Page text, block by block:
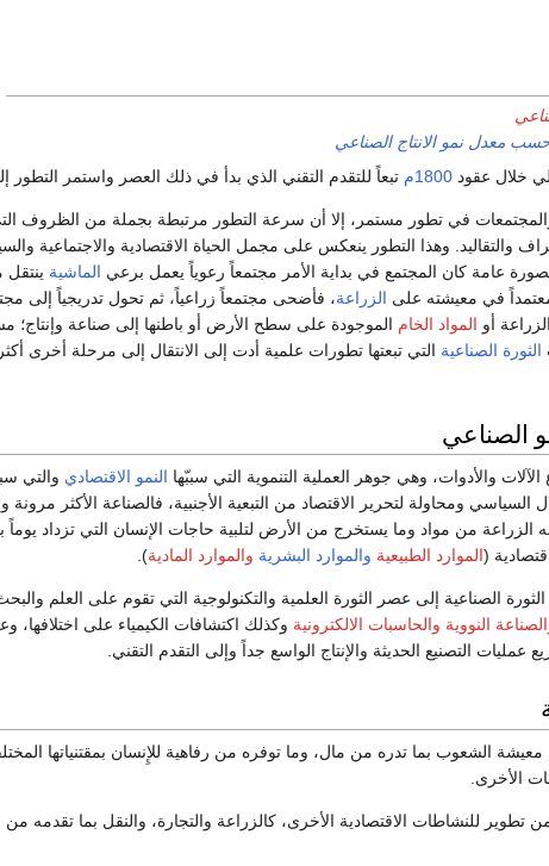
حسب معدل نمو الانتاج الصناعي
خلال عقود 1800م تبعاً للتقدم التقني الذي بدأ في ذلك العصر واستمر التطور
في تطور مستمر، إلا أن سرعة التطور مرتبطة بجملة من الظروف
والتقاليد. وهذا التطور ينعكس على مجمل الحياة الاقتصادية والاجتماعية
عامة كان المجتمع في بداية الأمر مجتمعاً رعوياً يعمل برعي الماشية ينتقل
في معيشته على الزراعة، فأضحى مجتمعاً زراعياً، ثم تحول تدريجياً
أو المواد الخام الموجودة على سطح الأرض أو باطنها إلى صناعة وإنتاج؛
الثورة الصناعية التي تبعتها تطورات علمية أدت إلى الانتقال إلى مرحلة أخرى
الصناعي
والأدوات، وهي جوهر العملية التنموية التي سببّها النمو الاقتصادي والتي
ومحاولة لتحرير الاقتصاد من التبعية الأجنبية، فالصناعة الأكثر مرونة
الزراعة من مواد وما يستخرج من الأرض لتلبية حاجات الإنسان التي تزداد
(الموارد الطبيعية والموارد البشرية والموارد المادية).
الصناعية إلى عصر الثورة العلمية والتكنولوجية التي تقوم على العلم
النووية والحاسبات الالكترونية وكذلك اكتشافات الكيمياء على اختلافها،
التصنيع الحديثة والإنتاج الواسع جداً وإلى التقدم التقني.
الشعوب بما تدره من مال، وما توفره من رفاهية للإِنسان بمقتنياتها
الأخرى.
تطوير للنشاطات الاقتصادية الأخرى، كالزراعة والتجارة، والنقل بما تقدمه من